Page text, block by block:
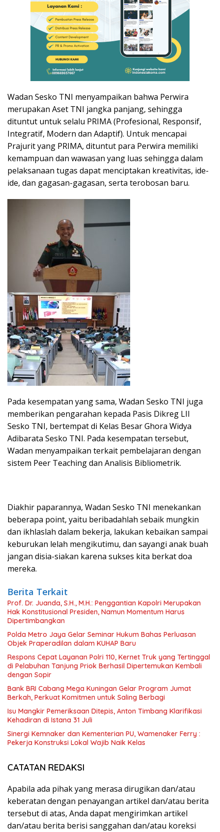
Wadan Sesko TNI menyampaikan bahwa Perwira
merupakan Aset TNI jangka panjang, sehingga
dituntut untuk selalu PRIMA (Profesional, Responsif,
Integratif, Modern dan Adaptif). Untuk mencapai
Prajurit yang PRIMA, dituntut para Perwira memiliki
kemampuan dan wawasan yang luas sehingga dalam
pelaksanaan tugas dapat menciptakan kreativitas, ide-
ide, dan gagasan-gagasan, serta terobosan baru.
Pada kesempatan yang sama, Wadan Sesko TNI juga
memberikan pengarahan kepada Pasis Dikreg LII
Sesko TNI, bertempat di Kelas Besar Ghora Widya
Adibarata Sesko TNI. Pada kesempatan tersebut,
Wadan menyampaikan terkait pembelajaran dengan
sistem Peer Teaching dan Analisis Bibliometrik.
Diakhir paparannya, Wadan Sesko TNI menekankan
beberapa point, yaitu beribadahlah sebaik mungkin
dan ikhlaslah dalam bekerja, lakukan kebaikan sampai
keburukan lelah mengikutimu, dan sayangi anak buah
jangan disia-siakan karena sukses kita berkat doa
mereka.
Berita Terkait
Prof. Dr. Juanda, S.H., M.H.: Penggantian Kapolri Merupakan
Hak Konstitusional Presiden, Namun Momentum Harus
Dipertimbangkan
Polda Metro Jaya Gelar Seminar Hukum Bahas Perluasan
Objek Praperadilan dalam KUHAP Baru
Respons Cepat Layanan Polri 110, Kernet Truk yang Tertinggal
di Pelabuhan Tanjung Priok Berhasil Dipertemukan Kembali
dengan Sopir
Bank BRI Cabang Mega Kuningan Gelar Program Jumat
Berkah, Perkuat Komitmen untuk Saling Berbagi
Isu Mangkir Pemeriksaan Ditepis, Anton Timbang Klarifikasi
Kehadiran di Istana 31 Juli
Sinergi Kemnaker dan Kementerian PU, Wamenaker Ferry :
Pekerja Konstruksi Lokal Wajib Naik Kelas
CATATAN REDAKSI
Apabila ada pihak yang merasa dirugikan dan/atau
keberatan dengan penayangan artikel dan/atau berita
tersebut di atas, Anda dapat mengirimkan artikel
dan/atau berita berisi sanggahan dan/atau koreksi